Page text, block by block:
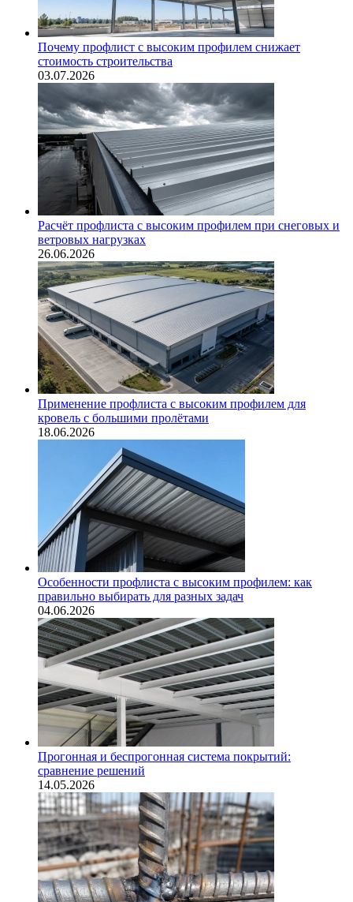
Почему профлист с высоким профилем снижает
стоимость строительства
03.07.2026
Расчёт профлиста с высоким профилем при снеговых и
ветровых нагрузках
26.06.2026
Применение профлиста с высоким профилем для
кровель с большими пролётами
18.06.2026
Особенности профлиста с высоким профилем: как
правильно выбирать для разных задач
04.06.2026
Прогонная и беспрогонная система покрытий:
сравнение решений
14.05.2026